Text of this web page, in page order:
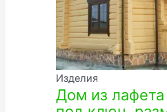
Изделия
Дом из лафета